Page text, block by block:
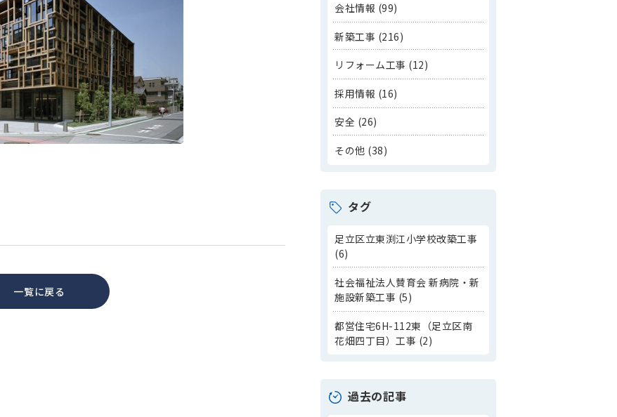
一覧に戻る
会社情報 (99)
新築工事 (216)
リフォーム工事 (12)
採用情報 (16)
安全 (26)
その他 (38)
タグ
足立区立東渕江小学校改築工事
(6)
社会福祉法人賛育会 新病院・新
施設新築工事 (5)
都営住宅6H-112東（足立区南
花畑四丁目）工事 (2)
過去の記事